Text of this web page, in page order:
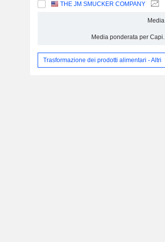
THE JM SMUCKER COMPANY
Media
Media ponderata per Capi.
Trasformazione dei prodotti alimentari - Altri